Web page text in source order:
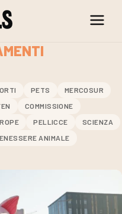
PETS
MERCOSUR
COMMISSIONE
PELLICCE
SCIENZA
ANIMALE